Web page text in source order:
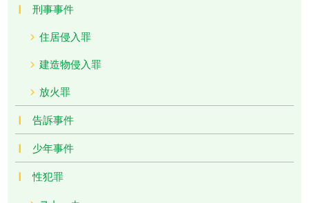
刑事事件
住居侵入罪
建造物侵入罪
放火罪
告訴事件
少年事件
性犯罪